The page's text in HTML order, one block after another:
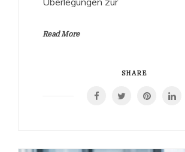
Read More
SHARE